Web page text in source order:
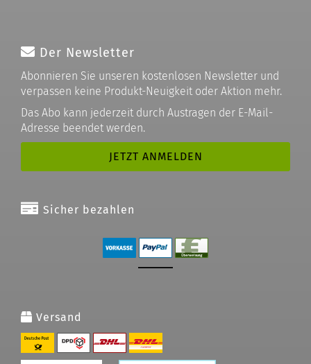
Der Newsletter
Abonnieren Sie unseren kostenlosen Newsletter und
verpassen keine Produkt-Neuigkeit oder Aktion mehr.
Das Abo kann jederzeit durch Austragen der E-Mail-
Adresse beendet werden.
Sicher bezahlen
Versand